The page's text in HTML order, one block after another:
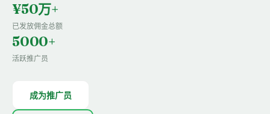
¥50万+
已发放佣金总额
5000+
活跃推广员
成为推广员